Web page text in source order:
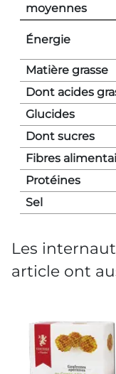
moyennes
Énergie
Matière grasse
Dont acides
Glucides
Dont sucres
Fibres
Protéines
Sel
Les
article ont